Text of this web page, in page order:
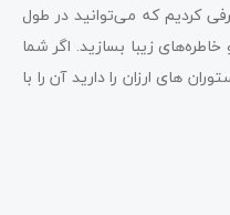
کردیم که می‌توانید در طول
زیبا بسازید. اگر شما
های ارزان را دارید آن را با